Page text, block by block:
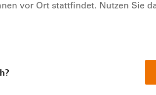
vor Ort stattfindet. Nutzen Sie